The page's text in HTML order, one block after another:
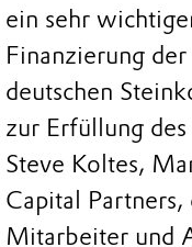
ein sehr
Finanzierung
deutschen
zur Erfüllung
Steve Koltes,
Capital
Mitarbeiter und